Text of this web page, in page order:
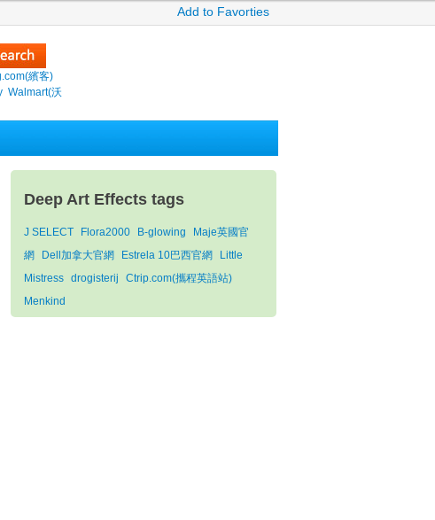
Add to Favorties
繽客)
Walmart(沃
Deep Art Effects tags
J SELECT Flora2000 B-glowing
Maje英國官
網
Dell加拿大官網 Estrela 10巴西官網
Little
Mistress drogisterij
Ctrip.com(攜程英語站)
Menkind